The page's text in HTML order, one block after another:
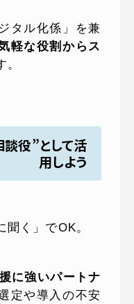
タル化係」を兼
軽な役割からス
役”として活
用しよう
聞く」でOK。
に強いパートナ
定や導入の不安